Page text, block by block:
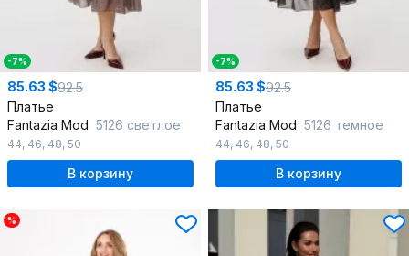
-7%
85.63 $92.5
Платье
Fantazia Mod 5126 светлое
44, 46, 48, 50
В корзину
-7%
85.63 $92.5
Платье
Fantazia Mod 5126 темное
44, 46, 48, 50
В корзину
%